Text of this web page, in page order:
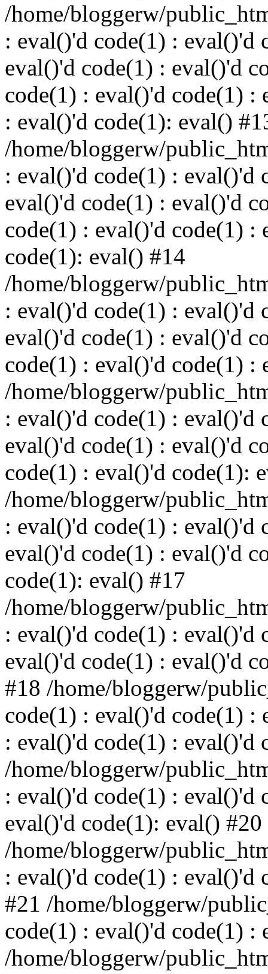
/home/bloggerw/
: eval()'d code(1) : eval()'d
eval()'d code(1) : eval()'d
code(1) : eval()'d code(1) :
: eval()'d code(1): eval()
/home/bloggerw/
: eval()'d code(1) : eval()'d
eval()'d code(1) : eval()'d
code(1) : eval()'d code(1) :
code(1): eval() #14
/home/bloggerw/
: eval()'d code(1) : eval()'d
eval()'d code(1) : eval()'d
code(1) : eval()'d code(1) :
/home/bloggerw/
: eval()'d code(1) : eval()'d
eval()'d code(1) : eval()'d
code(1) : eval()'d code(1):
/home/bloggerw/
: eval()'d code(1) : eval()'d
eval()'d code(1) : eval()'d
code(1): eval() #17
/home/bloggerw/
: eval()'d code(1) : eval()'d
eval()'d code(1) : eval()'d
#18 /home/bloggerw/
code(1) : eval()'d code(1) :
: eval()'d code(1) : eval()'d
/home/bloggerw/
: eval()'d code(1) : eval()'d
eval()'d code(1): eval() #20
/home/bloggerw/
: eval()'d code(1) : eval()'d
#21 /home/bloggerw/
code(1) : eval()'d code(1) :
/home/bloggerw/